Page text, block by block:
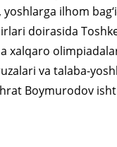
ilhom
doirasida
xalqaro
va talaba-
Boymurodov